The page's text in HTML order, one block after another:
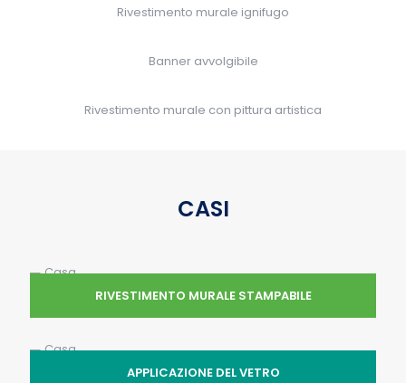
Rivestimento murale ignifugo
Banner avvolgibile
Rivestimento murale con pittura artistica
CASI
RIVESTIMENTO MURALE STAMPABILE
APPLICAZIONE DEL VETRO